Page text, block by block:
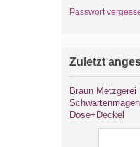
Passwort
Zuletzt
Braun Metzgerei
Dose+Deckel